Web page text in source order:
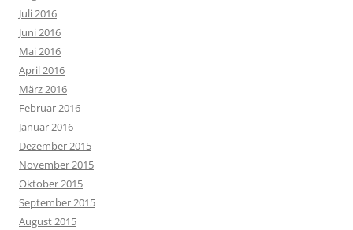
Juli 2016
Juni 2016
Mai 2016
April 2016
März 2016
Februar 2016
Januar 2016
Dezember 2015
November 2015
Oktober 2015
September 2015
August 2015